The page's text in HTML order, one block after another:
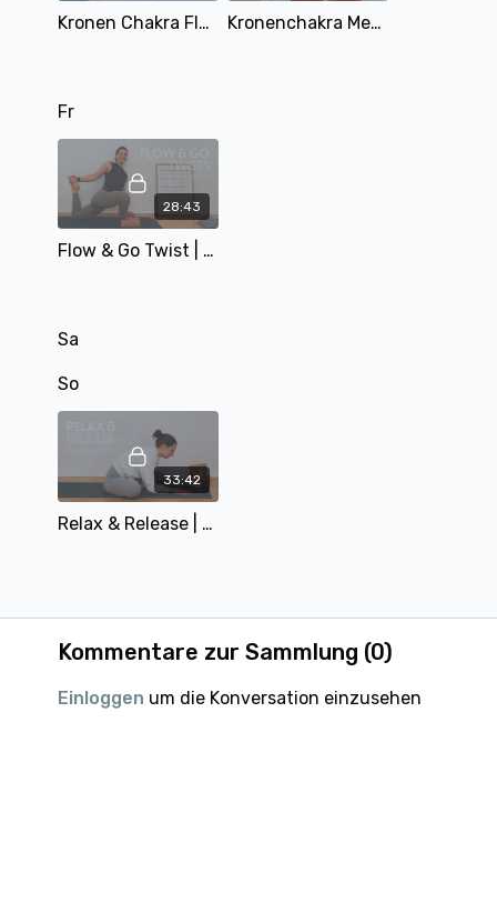
Kronen Chakra Flow | 28 Min | mit Matthäa Kronenchakra Meditation | 11 Min | mit Mary
Fr
28:43
Flow & Go Twist | Vinyasa 28 min | mit Alina
Sa
So
33:42
Relax & Release | 33 min | mit Alina
Kommentare zur Sammlung (0)
Einloggen um die Konversation einzusehen